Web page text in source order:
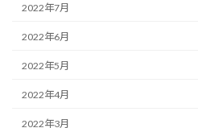
2022年7月
2022年6月
2022年5月
2022年4月
2022年3月